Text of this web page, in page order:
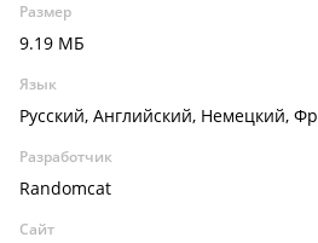
Размер
9.19 МБ
Язык
Русский, Английский, Немецкий,
Разработчик
Randomcat
Сайт